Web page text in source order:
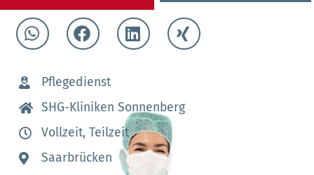
Pflegedienst
SHG-Kliniken Sonnenberg
Vollzeit, Teilzeit
Saarbrücken